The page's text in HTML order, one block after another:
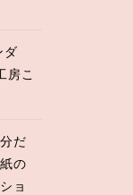
ダ
房こ
だ
の
ョ